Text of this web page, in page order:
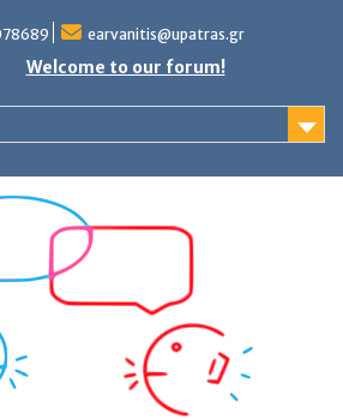
earvanitis@upatras.gr
Welcome to our forum!